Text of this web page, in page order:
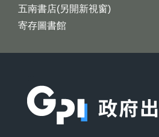
五南書店(另開新視窗)
寄存圖書館